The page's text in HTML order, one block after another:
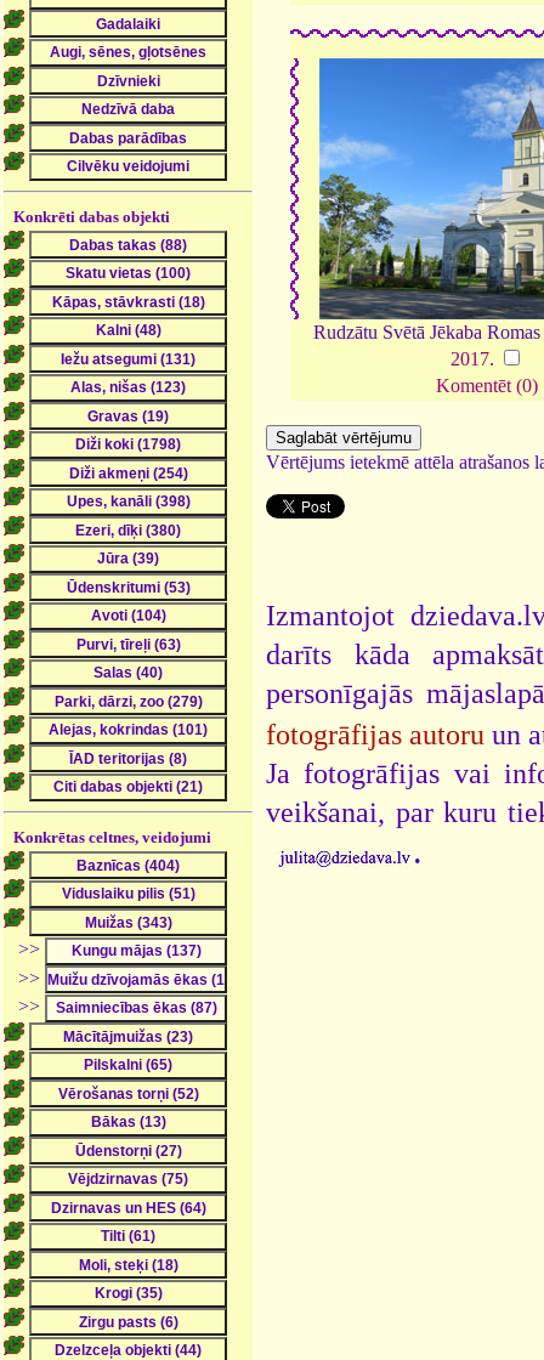
Konkrēti dabas objekti
Konkrētas celtnes, veidojumi
>>
>>
>>
Rudzātu Svētā Jēkaba
2017.
Komentēt (0)
Vērtējums ietekmē attēla atrašanos
Izmantojot
darīts kāda
personīgajās
fotogrāfijas autoru un
Ja fotogrāfijas vai
veikšanai, par kuru
.